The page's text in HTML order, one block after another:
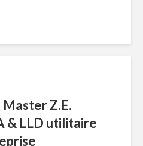
Z.E.
& LLD utilitaire